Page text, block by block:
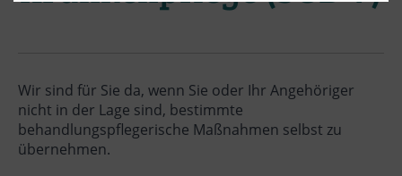
Wir sind für Sie da, wenn Sie oder Ihr Angehöriger
nicht in der Lage sind, bestimmte
behandlungspflegerische Maßnahmen selbst zu
übernehmen.